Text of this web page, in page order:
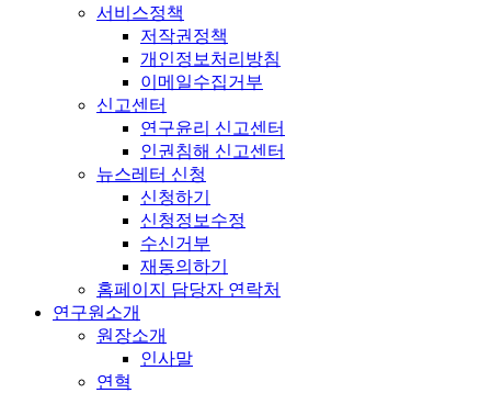
서비스정책
저작권정책
개인정보처리방침
이메일수집거부
신고센터
연구윤리 신고센터
인권침해 신고센터
뉴스레터 신청
신청하기
신청정보수정
수신거부
재동의하기
홈페이지 담당자 연락처
연구원소개
원장소개
인사말
연혁